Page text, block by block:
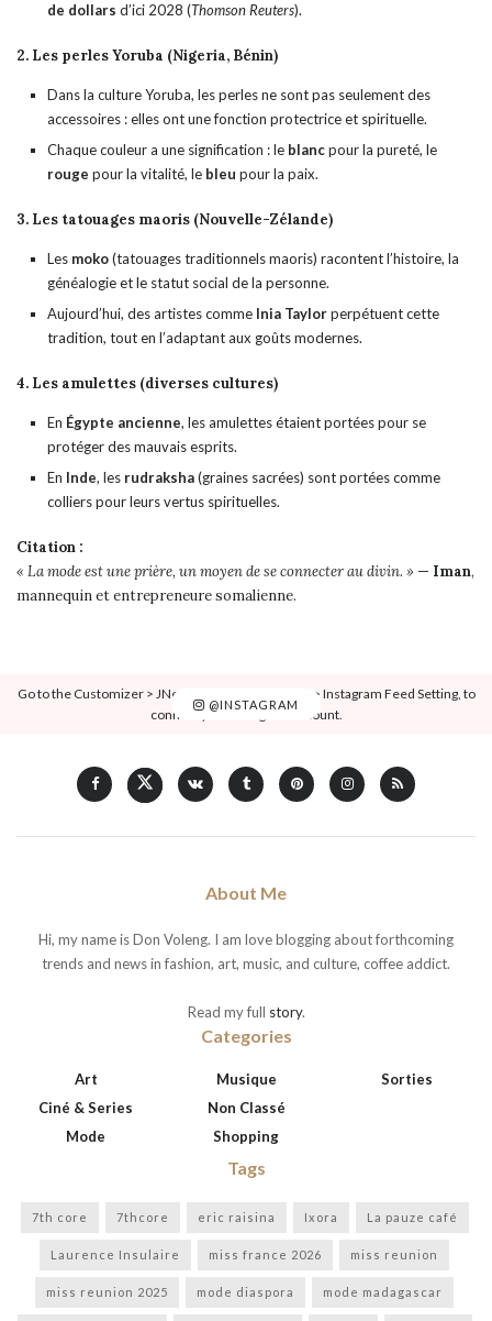
de dollars d’ici 2028 (Thomson Reuters).
2. Les perles Yoruba (Nigeria, Bénin)
Dans la culture Yoruba, les perles ne sont pas seulement des
accessoires : elles ont une fonction protectrice et spirituelle.
Chaque couleur a une signification : le blancpour la pureté, le
rouge pour la vitalité, le bleu pour la paix.
3. Les tatouages maoris (Nouvelle-Zélande)
Les moko(tatouages traditionnels maoris) racontent l’histoire, la
généalogie et le statut social de la personne.
Aujourd’hui, des artistes comme Inia Taylorperpétuent cette
tradition, tout en l’adaptant aux goûts modernes.
4. Les amulettes (diverses cultures)
En Égypte ancienne, les amulettes étaient portées pour se
protéger des mauvais esprits.
En Inde, les rudraksha(graines sacrées) sont portées comme
colliers pour leurs vertus spirituelles.
Citation :
« La mode est une prière, un moyen de se connecter au divin. »— Iman,
mannequin et entrepreneure somalienne.
@INSTAGRAM
Go to the Customizer > JNews : Social, Like & View > Instagram Feed Setting, to
connect your Instagram account.
About Me
Hi, my name is Don Voleng. I am love blogging about forthcoming
trends and news in fashion, art, music, and culture, coffee addict.
Read my full story.
Categories
Art
Ciné & Series
Mode
Musique
Non Classé
Shopping
Sorties
Tags
7th core 7thcore eric raisina Ixora La pauze café
Laurence Insulaire miss france 2026 miss reunion
miss reunion 2025 mode diaspora mode madagascar